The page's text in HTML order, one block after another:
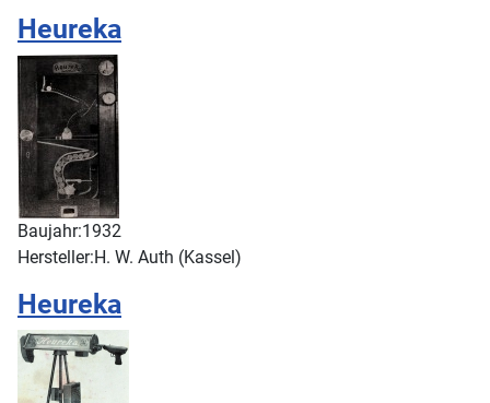
Heureka
Baujahr:1932
Hersteller:H. W. Auth (Kassel)
Heureka